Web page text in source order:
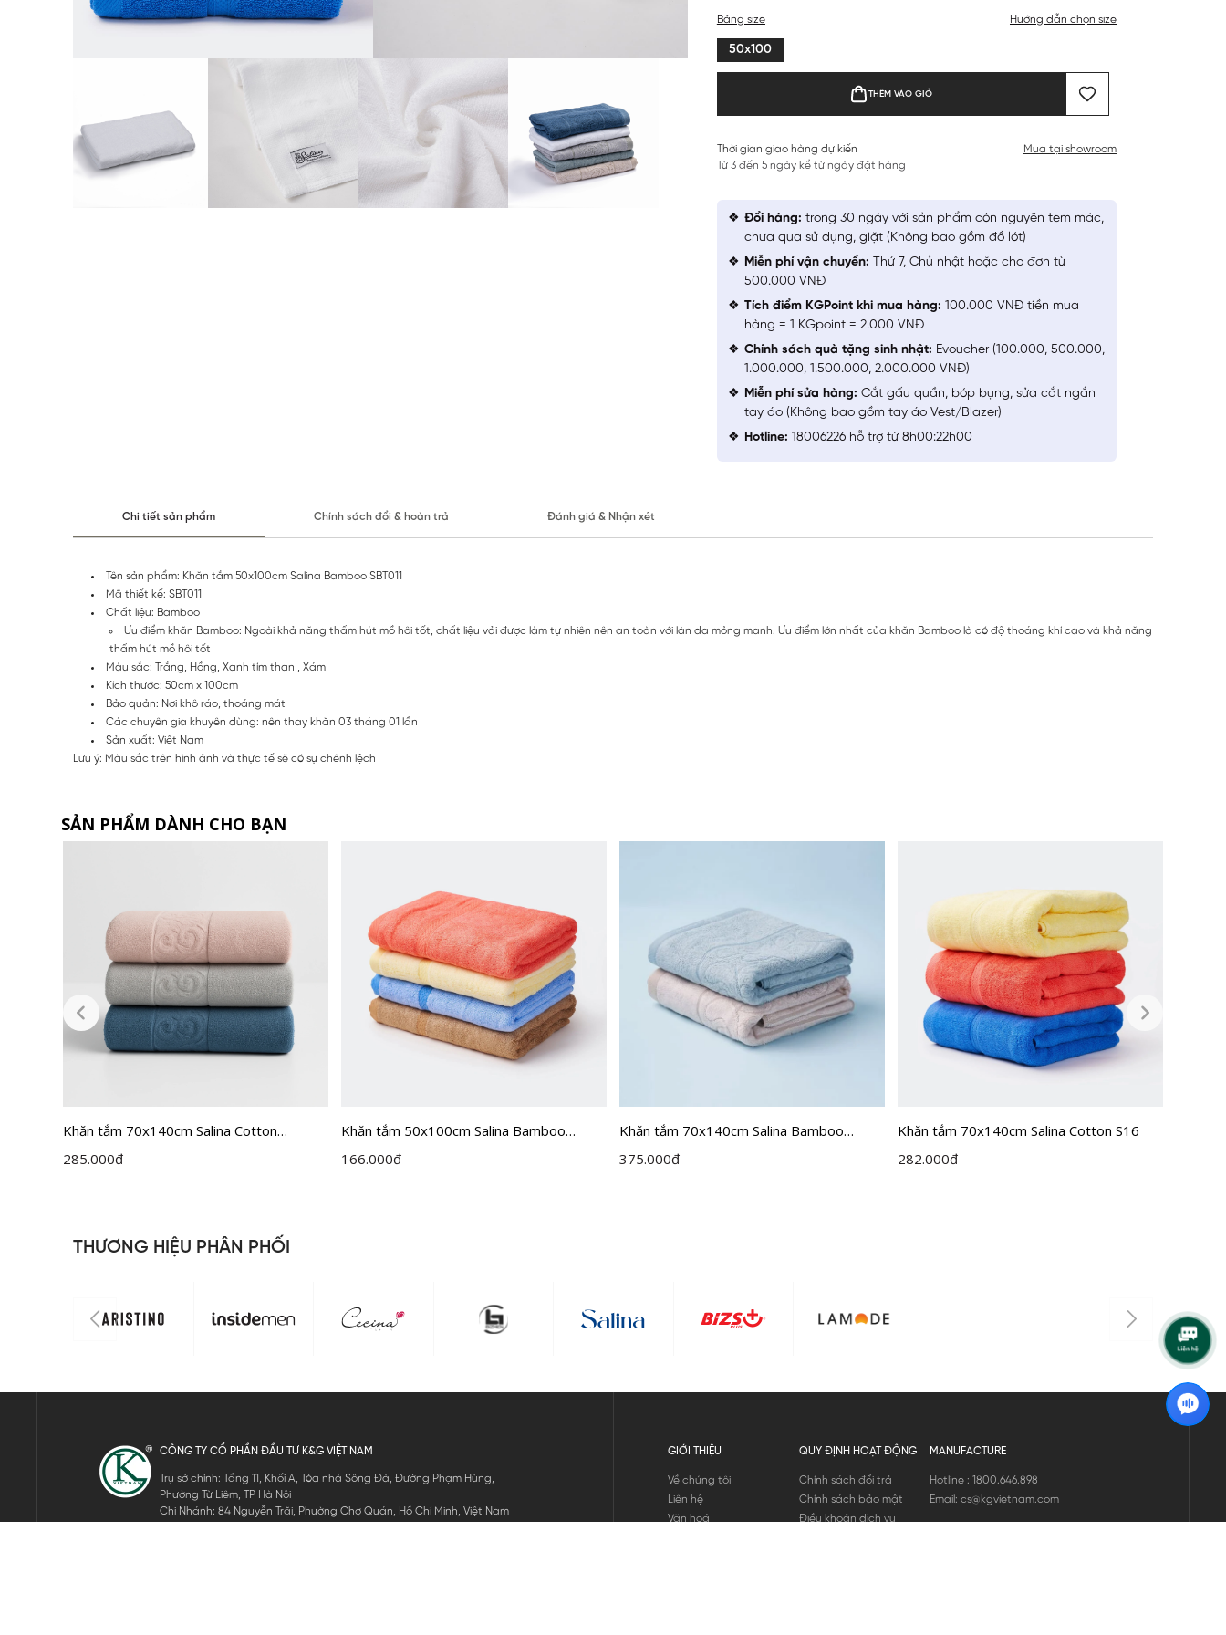
Bảng size Hướng dẫn chọn size
50x100
THÊM VÀO GIỎ
Thời gian giao hàng dự kiến
Từ 3 đến 5 ngày kể từ ngày đặt hàng
Mua tại showroom
Đổi hàng: trong 30 ngày với sản phẩm còn nguyên tem mác,
chưa qua sử dụng, giặt (Không bao gồm đồ lót)
Miễn phí vận chuyển: Thứ 7, Chủ nhật hoặc cho đơn từ
500.000 VNĐ
Tích điểm KGPoint khi mua hàng: 100.000 VNĐ tiền mua
hàng = 1 KGpoint = 2.000 VNĐ
Chính sách quà tặng sinh nhật: Evoucher (100.000, 500.000,
1.000.000, 1.500.000, 2.000.000 VNĐ)
Miễn phí sửa hàng: Cắt gấu quần, bóp bụng, sửa cắt ngắn
tay áo (Không bao gồm tay áo Vest/Blazer)
Hotline: 18006226 hỗ trợ từ 8h00:22h00
Chi tiết sản phẩm Chính sách đổi & hoàn trả Đánh giá & Nhận xét
Tên sản phẩm: Khăn tắm 50x100cm Salina Bamboo SBT011
Mã thiết kế: SBT011
Chất liệu: Bamboo
Ưu điểm khăn Bamboo: Ngoài khả năng thấm hút mồ hôi tốt, chất liệu vải được làm tự nhiên nên an toàn với làn da mỏng manh. Ưu điểm lớn nhất của khăn Bamboo là có độ thoáng khí cao và khả năng
thấm hút mồ hôi tốt
Màu sắc: Trắng, Hồng, Xanh tím than , Xám
Kích thước: 50cm x 100cm
Bảo quản: Nơi khô ráo, thoáng mát
Các chuyên gia khuyên dùng: nên thay khăn 03 tháng 01 lần
Sản xuất: Việt Nam
Lưu ý: Màu sắc trên hình ảnh và thực tế sẽ có sự chênh lệch
SẢN PHẨM DÀNH CHO BẠN
Khăn tắm 70x140cm Salina Cotton
SBT003GT
285.000đ
Khăn tắm 50x100cm Salina Bamboo
SBT001
166.000đ
Khăn tắm 70x140cm Salina Bamboo
SBT004
375.000đ
Khăn tắm 70x140cm Salina Cotton S16
282.000đ
THƯƠNG HIỆU PHÂN PHỐI
CÔNG TY CỔ PHẦN ĐẦU TƯ K&G VIỆT NAM
Trụ sở chính: Tầng 11, Khối A, Tòa nhà Sông Đà, Đường Phạm Hùng,
Phường Từ Liêm, TP Hà Nội
Chi Nhánh: 84 Nguyễn Trãi, Phường Chợ Quán, Hồ Chí Minh, Việt Nam
GIỚI THIỆU
Về chúng tôi
Liên hệ
Văn hoá
QUY ĐỊNH HOẠT ĐỘNG
Chính sách đổi trả
Chính sách bảo mật
Điều khoản dịch vụ
MANUFACTURE
Hotline : 1800.646.898
Email: cs@kgvietnam.com